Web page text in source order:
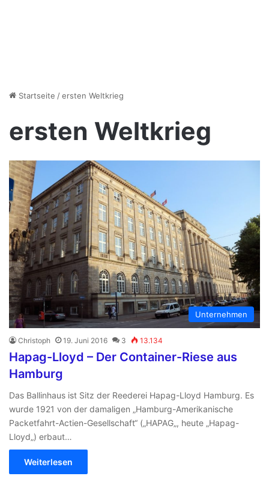
Startseite /ersten Weltkrieg
ersten Weltkrieg
Unternehmen
Christoph 19. Juni 2016 3 13.134
Hapag-Lloyd – Der Container-Riese aus
Hamburg
Das Ballinhaus ist Sitz der Reederei Hapag-Lloyd Hamburg. Es
wurde 1921 von der damaligen „Hamburg-Amerikanische
Packetfahrt-Actien-Gesellschaft“ („HAPAG„, heute „Hapag-
Lloyd„) erbaut…
Weiterlesen